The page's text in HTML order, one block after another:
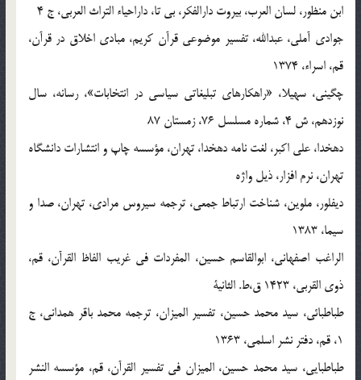
ابن منظور، لسان العرب، بيروت دارالفکر، بي تا، داراحياء التراث العربي، ج 4
جوادي آملي، عبدالله، تفسير موضوعي قرآن کريم، مبادي اخلاق در قرآن،
قم، اسراء، 1374
چگيني، سهيلا، «راهکارهاي تبليغاتي سياسي در انتخابات»، رسانه، سال
نوزدهم، ش 4، شماره مسلسل 76، زمستان 87
دهخدا، علي اکبر، لغت نامه دهخدا، تهران، مؤسسه چاپ و انتشارات دانشگاه
تهران، نرم افزار، ذيل واژه
ديفلور، ملوين، شناخت ارتباط جمعي، ترجمه سيروس مرادي، تهران، صدا و
سيما، 1383
الراغب اصفهاني، ابوالقاسم حسين، المفردات في غريب الفاظ القرآن، قم،
ذوي القربي، 1423 ق،ط. الثانية
طباطبائي، سيد محمد حسين، تفسير الميزان، ترجمه محمد باقر همداني، ج
1، قم، دفتر نشر اسلمي، 1363
طباطبايي، سيد محمد حسين، الميزان في تفسير القرآن، قم، مؤسسه النشر